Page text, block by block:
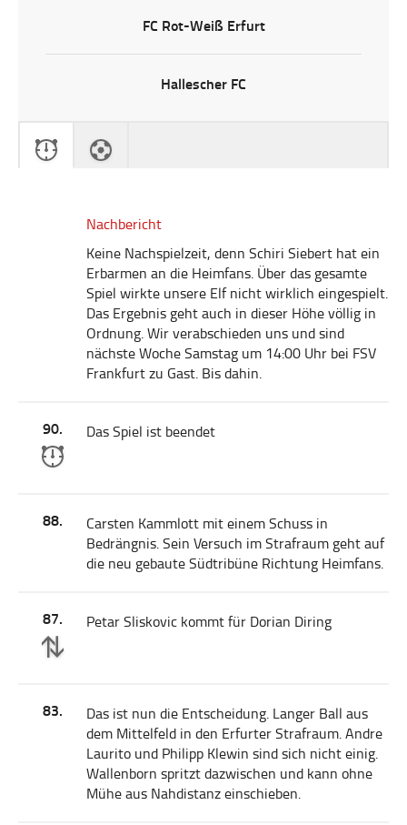
FC Rot-Weiß Erfurt
Hallescher FC
Nachbericht
Keine Nachspielzeit, denn Schiri Siebert hat ein
Erbarmen an die Heimfans. Über das gesamte
Spiel wirkte unsere Elf nicht wirklich eingespielt.
Das Ergebnis geht auch in dieser Höhe völlig in
Ordnung. Wir verabschieden uns und sind
nächste Woche Samstag um 14:00 Uhr bei FSV
Frankfurt zu Gast. Bis dahin.
90. Das Spiel ist beendet
88.
Carsten Kammlott mit einem Schuss in
Bedrängnis. Sein Versuch im Strafraum geht auf
die neu gebaute Südtribüne Richtung Heimfans.
87. Petar Sliskovic kommt für Dorian Diring
83.
Das ist nun die Entscheidung. Langer Ball aus
dem Mittelfeld in den Erfurter Strafraum. Andre
Laurito und Philipp Klewin sind sich nicht einig.
Wallenborn spritzt dazwischen und kann ohne
Mühe aus Nahdistanz einschieben.